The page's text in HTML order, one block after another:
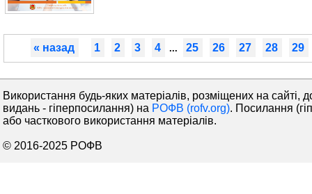
« назад 1 2 3 4 ... 25 26 27 28 29
Використання будь-яких матеріалів, розміщених на сайті,
видань - гіперпосилання) на РОФВ (rofv.org). Посилання
або часткового використання матеріалів.
© 2016-2025 РОФВ